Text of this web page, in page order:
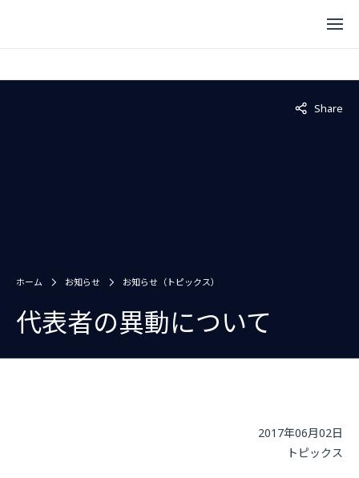
ホーム お知らせ お知らせ（トピックス）
代表者の異動について
Share
Not
2017年06月02日
トピックス